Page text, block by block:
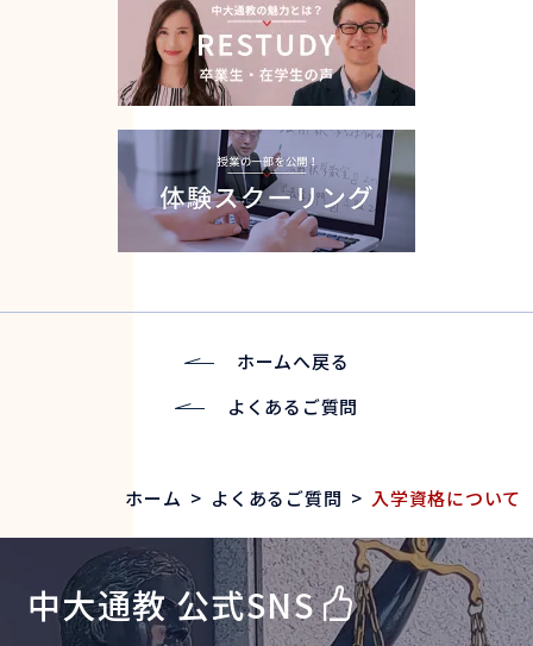
よくあるご質問
ホームへ戻る
ホーム > よくあるご質問 > 入学資格について
中大通教 公式SNS